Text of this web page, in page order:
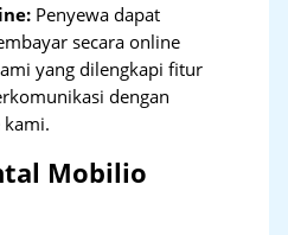
Penyewa dapat
secara online
yang dilengkapi fitur
dengan
kami.
Mobilio